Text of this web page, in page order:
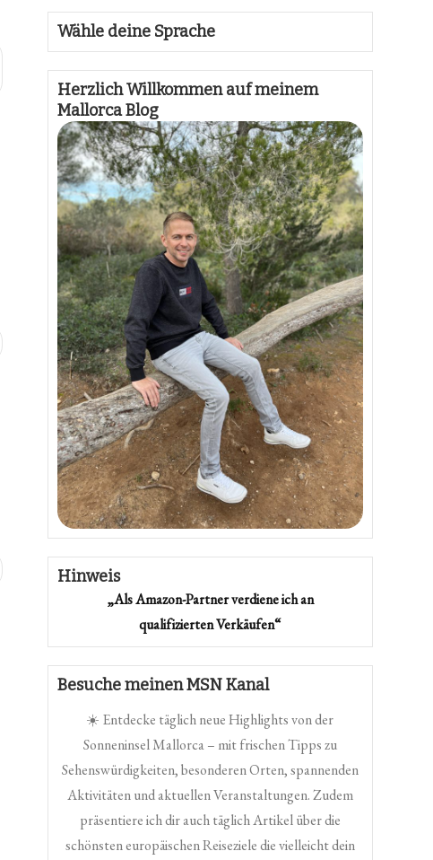
Wähle deine Sprache
Herzlich Willkommen auf meinem
Mallorca Blog
Hinweis
„Als Amazon-Partner verdiene ich an
qualifizierten Verkäufen“
Besuche meinen MSN Kanal
☀️ Entdecke täglich neue Highlights von der
Sonneninsel Mallorca – mit frischen Tipps zu
Sehenswürdigkeiten, besonderen Orten, spannenden
Aktivitäten und aktuellen Veranstaltungen. Zudem
präsentiere ich dir auch täglich Artikel über die
schönsten europäischen Reiseziele die vielleicht dein